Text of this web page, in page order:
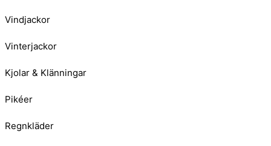
Vindjackor
Vinterjackor
Kjolar & Klänningar
Pikéer
Regnkläder